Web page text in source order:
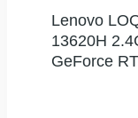
Lenovo
13620H
GeForce